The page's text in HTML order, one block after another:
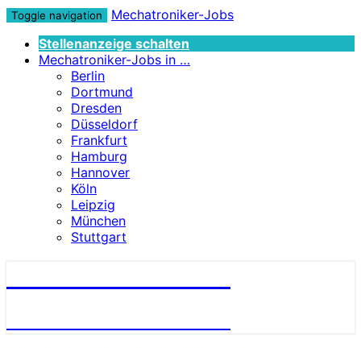
Toggle navigation
Mechatroniker-Jobs
Stellenanzeige schalten
Mechatroniker-Jobs in …
Berlin
Dortmund
Dresden
Düsseldorf
Frankfurt
Hamburg
Hannover
Köln
Leipzig
München
Stuttgart